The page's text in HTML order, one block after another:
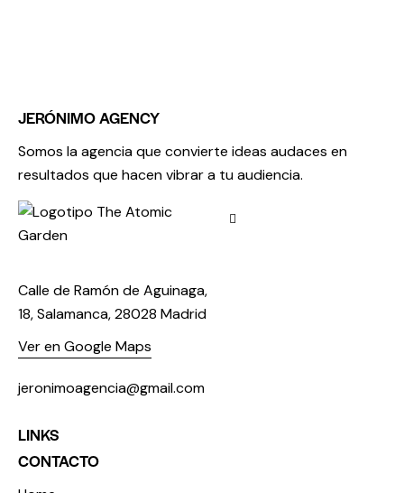
JERÓNIMO AGENCY
Somos la agencia que convierte ideas audaces en
resultados que hacen vibrar a tu audiencia.
Calle de Ramón de Aguinaga,
18, Salamanca, 28028 Madrid
Ver en Google Maps
jeronimoagencia@gmail.com
LINKS
CONTACTO